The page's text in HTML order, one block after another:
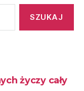
życzy cały